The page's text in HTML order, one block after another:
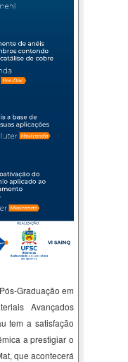
Graduação em
Avançados
tem a satisfação
a prestigiar o
que acontecerá